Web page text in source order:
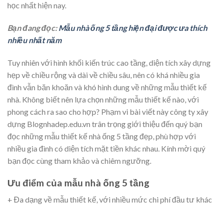
học nhất hiện nay.
Bạn đang đọc:Mẫu nhà ống 5 tầng hiện đại được ưa thích
nhiều nhất năm
Tuy nhiên với hình khối kiến trúc cao tầng, diện tích xây dựng
hẹp về chiều rộng và dài về chiều sâu, nên có khá nhiều gia
đình vẫn băn khoăn và khó hình dung về những mẫu thiết kế
nhà. Không biết nên lựa chọn những mẫu thiết kế nào, với
phong cách ra sao cho hợp? Phạm vi bài viết này công ty xây
dựng Blognhadep.edu.vn trân trọng giới thiệu đến quý bạn
đọc những mẫu thiết kế nhà ống 5 tầng đẹp, phù hợp với
nhiều gia đình có diện tích mặt tiền khác nhau. Kính mời quý
bạn đọc cùng tham khảo và chiêm ngưỡng.
Ưu điểm của mẫu nhà ống 5 tầng
+ Đa dạng về mẫu thiết kế, với nhiều mức chi phí đầu tư khác